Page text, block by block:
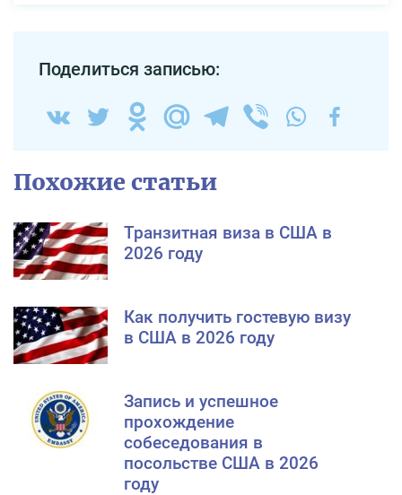
Поделиться записью:
Похожие статьи
Транзитная виза в США в
2026 году
Как получить гостевую визу
в США в 2026 году
Запись и успешное
прохождение
собеседования в
посольстве США в 2026
году